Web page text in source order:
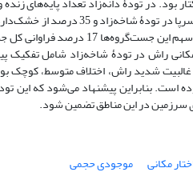
در تودۀ شاخه‌زاد شامل تفکیک
شدید راش، اختلاف متوسط، کوچک
است. بنابراین پیشنهاد می‌شود که این
سرزمین در این مناطق تضمین شود.
مکانی
موجودی حجمی